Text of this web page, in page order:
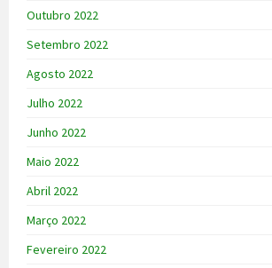
Outubro 2022
Setembro 2022
Agosto 2022
Julho 2022
Junho 2022
Maio 2022
Abril 2022
Março 2022
Fevereiro 2022